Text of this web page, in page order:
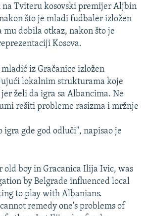
U BIH
na Tviteru kosovski premijer Aljbin
što je mladi fudbaler izložen
mu dobila otkaz, nakon što je
Kosova.
mladić iz Gračanice izložen
lokalnim strukturama koje
želi da igra sa Albancima. Ne
rešiti probleme rasizma i mržnje
gde god odluči", napisao je
old boy in Gracanica Ilija Ivic, was
by Belgrade influenced local
to play with Albanians.
remedy one's problems of